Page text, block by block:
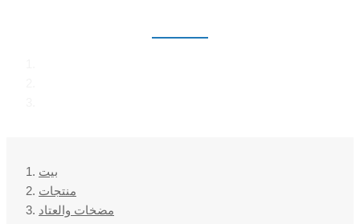
بيت
منتجات
مضخات والعتاد